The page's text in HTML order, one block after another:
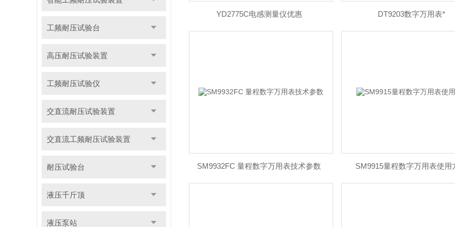
工频耐压试验台
高压耐压试验装置
工频耐压试验仪
交直流耐压试验装置
交直流工频耐压试验装置
耐压试验台
液压千斤顶
液压泵站
YD2775C电感测量仪优惠 DT9203数字万用表*
SM9932FC 量程数字万用表技术参数 SM9915量程数字万用表使用